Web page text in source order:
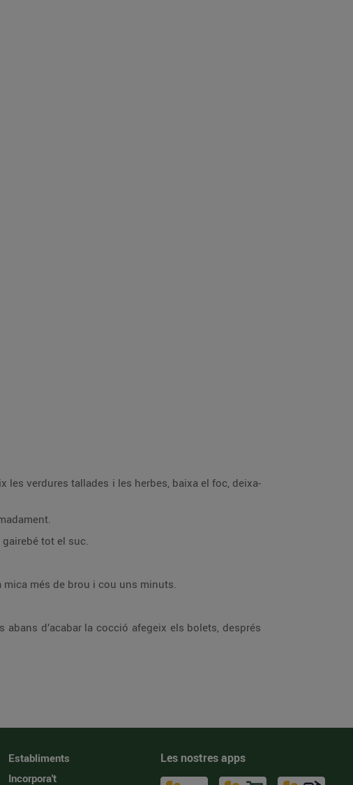
les verdures tallades i les herbes, baixa el foc, deixa-
tot el suc.
més de brou i cou uns minuts.
d’acabar la cocció afegeix els bolets, després
Establiments
Incorpora't
Les nostres apps